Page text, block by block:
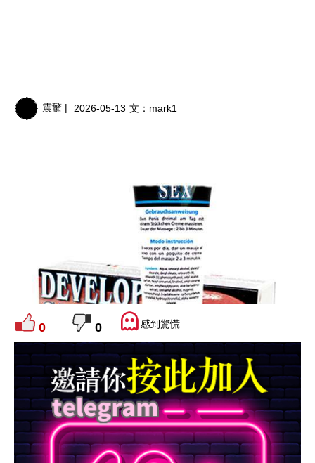
震驚 | 2026-05-13 文： mark1
0 0 感到驚慌